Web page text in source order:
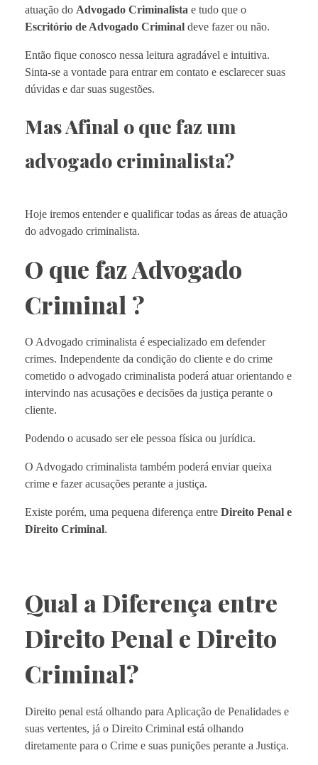
atuação do Advogado Criminalista e tudo que o
Escritório de Advogado Criminal deve fazer ou não.
Então fique conosco nessa leitura agradável e intuitiva.
Sinta-se a vontade para entrar em contato e esclarecer suas
dúvidas e dar suas sugestões.
Mas Afinal o que faz um
advogado criminalista?
Hoje iremos entender e qualificar todas as áreas de atuação
do advogado criminalista.
O que faz Advogado
Criminal ?
O Advogado criminalista é especializado em defender
crimes. Independente da condição do cliente e do crime
cometido o advogado criminalista poderá atuar orientando e
intervindo nas acusações e decisões da justiça perante o
cliente.
Podendo o acusado ser ele pessoa física ou jurídica.
O Advogado criminalista também poderá enviar queixa
crime e fazer acusações perante a justiça.
Existe porém, uma pequena diferença entre Direito Penal e
Direito Criminal.
Qual a Diferença entre
Direito Penal e Direito
Criminal?
Direito penal está olhando para Aplicação de Penalidades e
suas vertentes, já o Direito Criminal está olhando
diretamente para o Crime e suas punições perante a Justiça.